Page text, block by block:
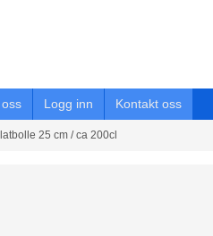
Logg inn Kontakt oss
25 cm / ca 200cl